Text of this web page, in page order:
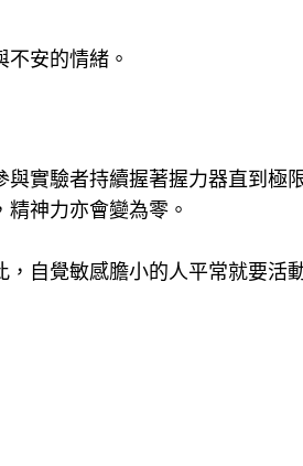
安的情緒。
實驗者持續握著握力器直到極
神力亦會變為零。
自覺敏感膽小的人平常就要活